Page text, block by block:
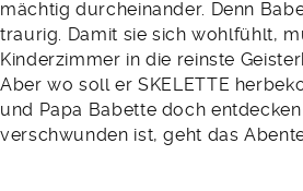
mächtig durcheinander. Denn
traurig. Damit sie sich wohlfühlt,
Kinderzimmer in die reinste
Aber wo soll er SKELETTE
und Papa Babette doch
verschwunden ist, geht das